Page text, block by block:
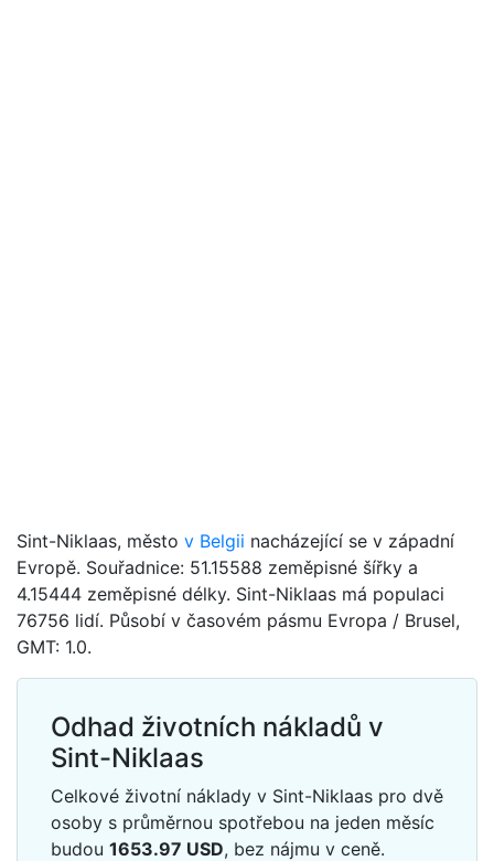
Sint-Niklaas, město v Belgii nacházející se v západní
Evropě. Souřadnice: 51.15588 zeměpisné šířky a
4.15444 zeměpisné délky. Sint-Niklaas má populaci
76756 lidí. Působí v časovém pásmu Evropa / Brusel,
GMT: 1.0.
Odhad životních nákladů v
Sint-Niklaas
Celkové životní náklady v Sint-Niklaas pro dvě
osoby s průměrnou spotřebou na jeden měsíc
budou 1653.97 USD, bez nájmu v ceně.